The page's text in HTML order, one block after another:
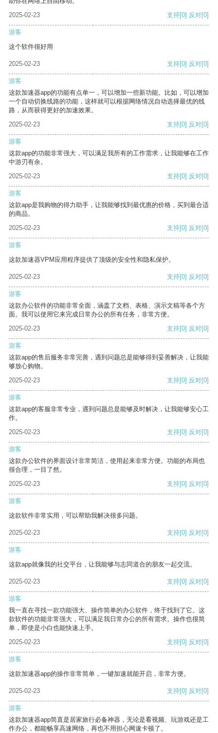
2025-02-23
支持[0] 反对[0]
游客
这个软件很好用
2025-02-23 支持[0] 反对[0]
游客
这款加速器app的功能有点单一，可以增加一些新功能。比如，可以增加
一个自动切换线路的功能，这样就可以根据网络情况自动选择最优的线
路，从而获得更好的加速效果。
2025-02-23
支持[0] 反对[0]
游客
这款app的功能非常强大，可以满足我所有的工作需求，让我能够在工作
中游刃有余。
2025-02-23
支持[0] 反对[0]
游客
这款app是我购物的得力助手，让我能够找到最优惠的价格，买到最合适
的商品。
2025-02-23
支持[0] 反对[0]
游客
这款加速器VPM应用程序提供了顶级的安全性和隐私保护。
2025-02-23 支持[0] 反对[0]
游客
这款办公软件的功能非常全面，涵盖了文档、表格、演示文稿等各个方
面。我可以使用它来完成日常办公的所有任务，非常方便。
2025-02-23
支持[0] 反对[0]
游客
这款app的售后服务非常完善，遇到问题总是能够得到妥善解决，让我能
够放心购物。
2025-02-23
支持[0] 反对[0]
游客
这款app的客服非常专业，遇到问题总是能够及时解决，让我能够安心工
作。
2025-02-23
支持[0] 反对[0]
游客
这款办公软件的界面设计非常简洁，使用起来非常方便。功能的布局也
很合理，一目了然。
2025-02-23
支持[0] 反对[0]
游客
这款软件非常实用，可以帮助我解决很多问题。
2025-02-23 支持[0] 反对[0]
游客
这款app就像我的社交平台，让我能够与志同道合的朋友一起交流。
2025-02-23 支持[0] 反对[0]
游客
我一直在寻找一款功能强大、操作简单的办公软件，终于找到了它。这
款软件的功能非常强大，可以满足我日常办公的所有需求。操作也很简
单，即使是小白也能快速上手。
2025-02-23
支持[0] 反对[0]
游客
这款加速器app的操作非常简单，一键加速就能开启，非常方便。
2025-02-23 支持[0] 反对[0]
游客
这款加速器app简直是居家旅行必备神器，无论是看视频、玩游戏还是工
作办公，都能畅享高速网络，再也不用担心网速卡顿了。